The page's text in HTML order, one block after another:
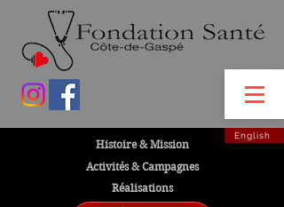
Histoire & Mission
English
Activités & Campagnes
Réalisations